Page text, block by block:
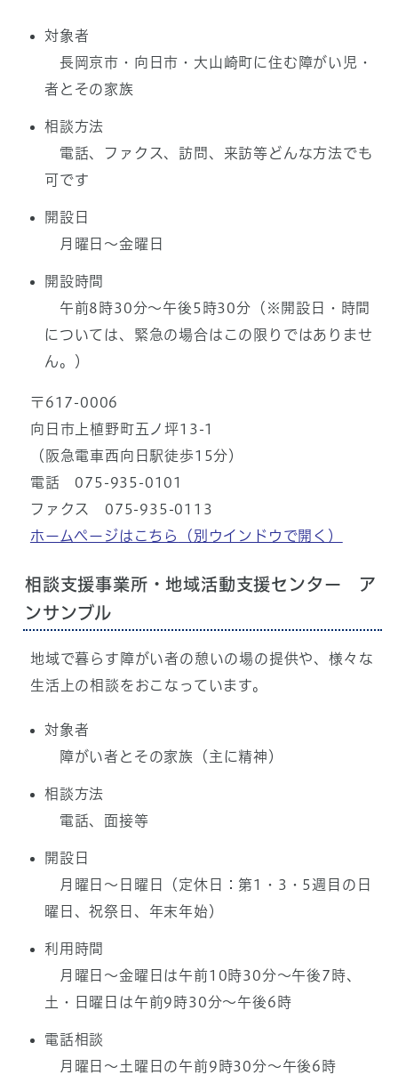
対象者
長岡京市・向日市・大山崎町に住む障がい児・
者とその家族
相談方法
電話、ファクス、訪問、来訪等どんな方法でも
可です
開設日
月曜日～金曜日
開設時間
午前8時30分～午後5時30分（※開設日・時間
については、緊急の場合はこの限りではありませ
ん。）
〒617-0006
向日市上植野町五ノ坪13-1
（阪急電車西向日駅徒歩15分）
電話 075-935-0101
ファクス 075-935-0113
ホームページはこちら
（別ウインドウで開く）
相談支援事業所・地域活動支援センター ア
ンサンブル
地域で暮らす障がい者の憩いの場の提供や、様々な
生活上の相談をおこなっています。
対象者
障がい者とその家族（主に精神）
相談方法
電話、面接等
開設日
月曜日～日曜日（定休日：第1・3・5週目の日
曜日、祝祭日、年末年始）
利用時間
月曜日～金曜日は午前10時30分～午後7時、
土・日曜日は午前9時30分～午後6時
電話相談
月曜日～土曜日の午前9時30分～午後6時